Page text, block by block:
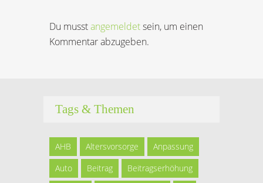
Du musstangemeldetsein, um einen
Kommentar abzugeben.
Tags & Themen
AHB Altersvorsorge
Anpassung
Auto
Beitrag
Beitragserhöhung